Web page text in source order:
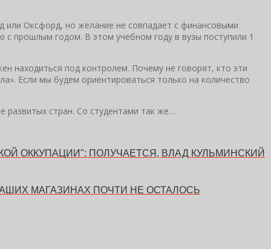
Оксфорд, но желание не совпадает с финансовыми
прошлым годом. В этом учебном году в вузы поступили 1
находиться под контролем. Почему не говорят, кто эти
Если мы будем ориентироваться только на количество
стран. Со студентами так же…
ОККУПАЦИИ": ПОЛУЧАЕТСЯ, ВЛАД КУЛЬМИНСКИЙ
МАГАЗИНАХ ПОЧТИ НЕ ОСТАЛОСЬ